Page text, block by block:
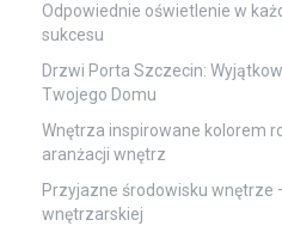
Odpowiednie oświetlenie w
sukcesu
Drzwi Porta Szczecin:
Twojego Domu
Wnętrza inspirowane kolorem
aranżacji wnętrz
Przyjazne środowisku wnętrze
wnętrzarskiej